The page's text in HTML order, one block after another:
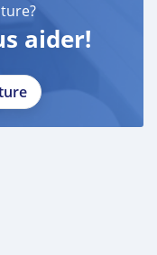
aider!